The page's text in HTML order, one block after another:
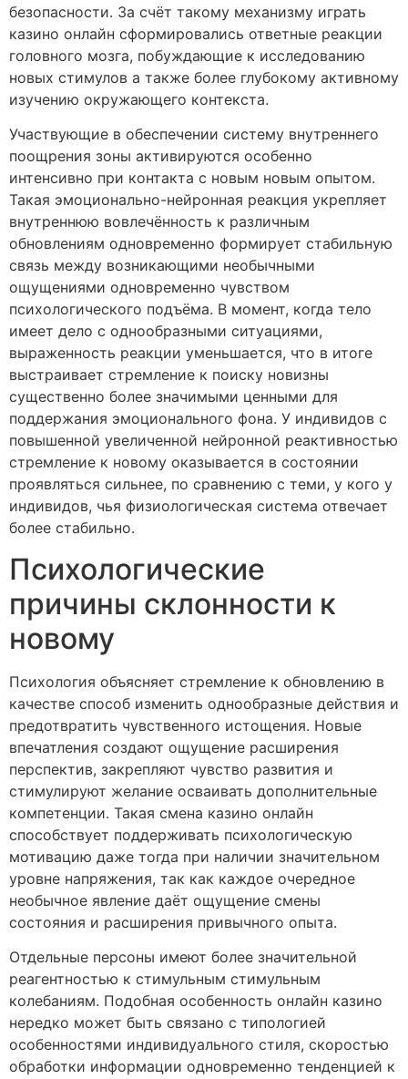
безопасности. За счёт такому механизму играть
казино онлайн сформировались ответные реакции
головного мозга, побуждающие к исследованию
новых стимулов а также более глубокому активному
изучению окружающего контекста.
Участвующие в обеспечении систему внутреннего
поощрения зоны активируются особенно
интенсивно при контакта с новым новым опытом.
Такая эмоционально-нейронная реакция укрепляет
внутреннюю вовлечённость к различным
обновлениям одновременно формирует стабильную
связь между возникающими необычными
ощущениями одновременно чувством
психологического подъёма. В момент, когда тело
имеет дело с однообразными ситуациями,
выраженность реакции уменьшается, что в итоге
выстраивает стремление к поиску новизны
существенно более значимыми ценными для
поддержания эмоционального фона. У индивидов с
повышенной увеличенной нейронной реактивностью
стремление к новому оказывается в состоянии
проявляться сильнее, по сравнению с теми, у кого у
индивидов, чья физиологическая система отвечает
более стабильно.
Психологические
причины склонности к
новому
Психология объясняет стремление к обновлению в
качестве способ изменить однообразные действия и
предотвратить чувственного истощения. Новые
впечатления создают ощущение расширения
перспектив, закрепляют чувство развития и
стимулируют желание осваивать дополнительные
компетенции. Такая смена казино онлайн
способствует поддерживать психологическую
мотивацию даже тогда при наличии значительном
уровне напряжения, так как каждое очередное
необычное явление даёт ощущение смены
состояния и расширения привычного опыта.
Отдельные персоны имеют более значительной
реагентностью к стимульным стимульным
колебаниям. Подобная особенность онлайн казино
нередко может быть связано с типологией
особенностями индивидуального стиля, скоростью
обработки информации одновременно тенденцией к